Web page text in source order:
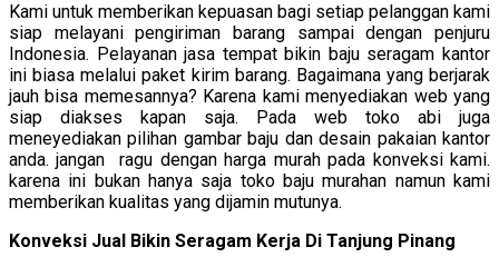
Kami untuk memberikan kepuasan bagi setiap pelanggan kami
siap melayani pengiriman barang sampai dengan penjuru
Indonesia. Pelayanan jasa tempat bikin baju seragam kantor
ini biasa melalui paket kirim barang. Bagaimana yang berjarak
jauh bisa memesannya? Karena kami menyediakan web yang
siap diakses kapan saja. Pada web toko abi juga
meneyediakan pilihan gambar baju dan desain pakaian kantor
anda. jangan ragu dengan harga murah pada konveksi kami.
karena ini bukan hanya saja toko baju murahan namun kami
memberikan kualitas yang dijamin mutunya.
Konveksi Jual Bikin Seragam Kerja Di Tanjung Pinang